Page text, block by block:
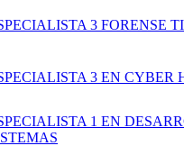
3 FORENSE TI
3 EN CYBER
1 EN